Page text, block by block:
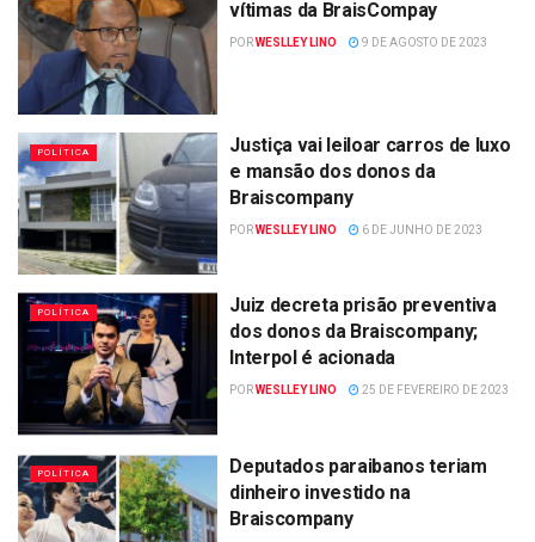
vítimas da BraisCompay
PORWESLLEY LINO 9 DE AGOSTO DE 2023
POLÍTICA
Justiça vai leiloar carros de luxo
e mansão dos donos da
Braiscompany
PORWESLLEY LINO 6 DE JUNHO DE 2023
POLÍTICA
Juiz decreta prisão preventiva
dos donos da Braiscompany;
Interpol é acionada
PORWESLLEY LINO 25 DE FEVEREIRO DE 2023
POLÍTICA
Deputados paraibanos teriam
dinheiro investido na
Braiscompany